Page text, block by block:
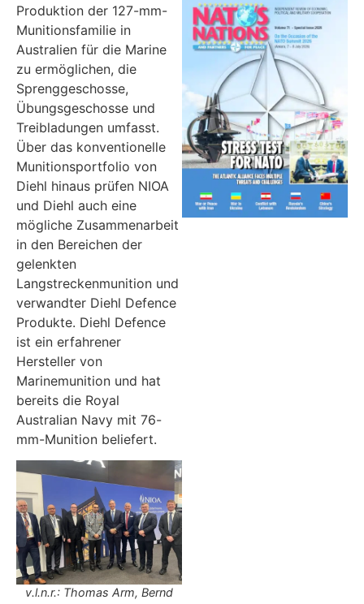
Produktion der 127-mm-
Munitionsfamilie in
Australien für die Marine
zu ermöglichen, die
Sprenggeschosse,
Übungsgeschosse und
Treibladungen umfasst.
Über das konventionelle
Munitionsportfolio von
Diehl hinaus prüfen NIOA
und Diehl auch eine
mögliche Zusammenarbeit
in den Bereichen der
gelenkten
Langstreckenmunition und
verwandter Diehl Defence
Produkte. Diehl Defence
ist ein erfahrener
Hersteller von
Marinemunition und hat
bereits die Royal
Australian Navy mit 76-
mm-Munition beliefert.
v.l.n.r.: Thomas Arm, Bernd